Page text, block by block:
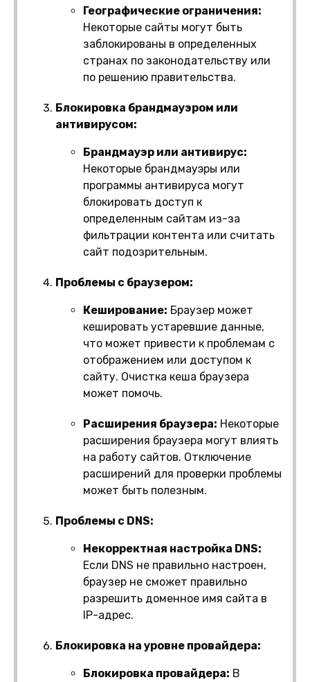
Географические ограничения:
Некоторые сайты могут быть
заблокированы в определенных
странах по законодательству или
по решению правительства.
Блокировка брандмауэром или
антивирусом:
Брандмауэр или антивирус:
Некоторые брандмауэры или
программы антивируса могут
блокировать доступ к
определенным сайтам из-за
фильтрации контента или считать
сайт подозрительным.
Проблемы с браузером:
Кеширование: Браузер может
кешировать устаревшие данные,
что может привести к проблемам с
отображением или доступом к
сайту. Очистка кеша браузера
может помочь.
Расширения браузера: Некоторые
расширения браузера могут влиять
на работу сайтов. Отключение
расширений для проверки проблемы
может быть полезным.
Проблемы с DNS:
Некорректная настройка DNS:
Если DNS не правильно настроен,
браузер не сможет правильно
разрешить доменное имя сайта в
IP-адрес.
Блокировка на уровне провайдера:
Блокировка провайдера: В